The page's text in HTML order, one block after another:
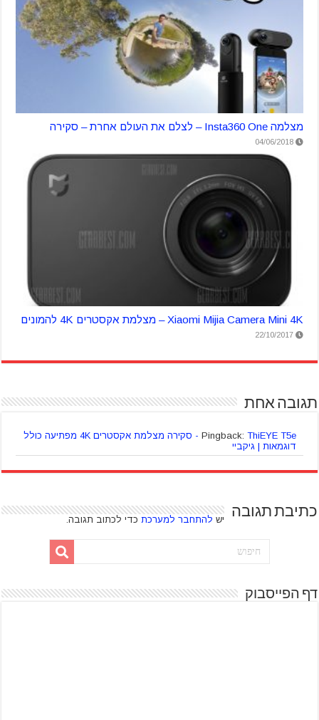
מצלמה Insta360 One – לצלם את העולם אחרת – סקירה
04/06/2018
Xiaomi Mijia Camera Mini 4K – מצלמת אקסטרים 4K להמונים
22/10/2017
תגובה אחת
Pingback:
ThiEYE T5e - סקירה מצלמת אקסטרים 4K מפתיעה כולל
דוגמאות | גיקביי
כתיבת תגובה יש להתחבר למערכת כדי לכתוב תגובה.
דף הפייסבוק